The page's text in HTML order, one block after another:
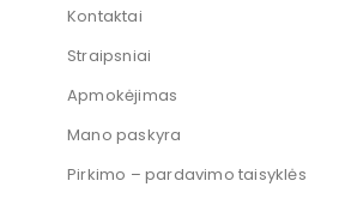
Kontaktai
Straipsniai
Apmokėjimas
Mano paskyra
Pirkimo – pardavimo taisyklės